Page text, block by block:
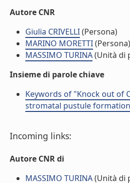
Autore CNR
Giulia CRIVELLI(Persona)
MARINO MORETTI(Persona)
MASSIMO TURINA(Unità di
Insieme di parole chiave
Keywords of "Knock out of
stromatal pustule
Incoming links:
Autore CNR di
MASSIMO TURINA(Unità di